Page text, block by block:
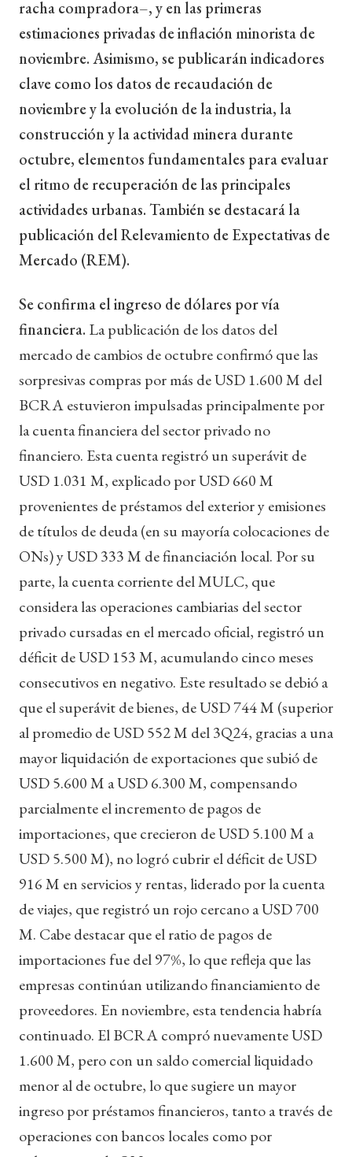
racha compradora–, y en las primeras
estimaciones privadas de inflación minorista de
noviembre. Asimismo, se publicarán indicadores
clave como los datos de recaudación de
noviembre y la evolución de la industria, la
construcción y la actividad minera durante
octubre, elementos fundamentales para evaluar
el ritmo de recuperación de las principales
actividades urbanas. También se destacará la
publicación del Relevamiento de Expectativas de
Mercado (REM).
Se confirma el ingreso de dólares por vía
financiera. La publicación de los datos del
mercado de cambios de octubre confirmó que las
sorpresivas compras por más de USD 1.600 M del
BCRA estuvieron impulsadas principalmente por
la cuenta financiera del sector privado no
financiero. Esta cuenta registró un superávit de
USD 1.031 M, explicado por USD 660 M
provenientes de préstamos del exterior y emisiones
de títulos de deuda (en su mayoría colocaciones de
ONs) y USD 333 M de financiación local. Por su
parte, la cuenta corriente del MULC, que
considera las operaciones cambiarias del sector
privado cursadas en el mercado oficial, registró un
déficit de USD 153 M, acumulando cinco meses
consecutivos en negativo. Este resultado se debió a
que el superávit de bienes, de USD 744 M (superior
al promedio de USD 552 M del 3Q24, gracias a una
mayor liquidación de exportaciones que subió de
USD 5.600 M a USD 6.300 M, compensando
parcialmente el incremento de pagos de
importaciones, que crecieron de USD 5.100 M a
USD 5.500 M), no logró cubrir el déficit de USD
916 M en servicios y rentas, liderado por la cuenta
de viajes, que registró un rojo cercano a USD 700
M. Cabe destacar que el ratio de pagos de
importaciones fue del 97%, lo que refleja que las
empresas continúan utilizando financiamiento de
proveedores. En noviembre, esta tendencia habría
continuado. El BCRA compró nuevamente USD
1.600 M, pero con un saldo comercial liquidado
menor al de octubre, lo que sugiere un mayor
ingreso por préstamos financieros, tanto a través de
operaciones con bancos locales como por